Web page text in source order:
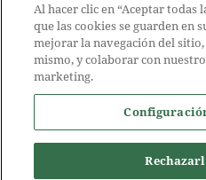
Al hacer clic en “Aceptar todas
que las cookies se guarden en
mejorar la navegación del
mismo, y colaborar con
marketing.